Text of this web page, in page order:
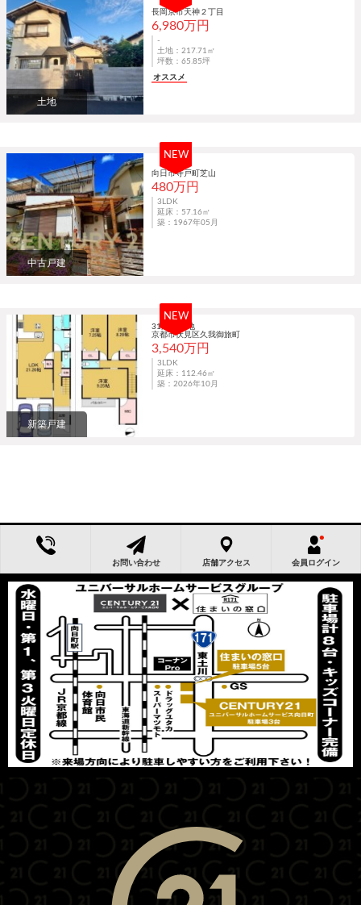
土地
長岡京市天神２丁目
6,980万円
-
土地：217.71㎡
坪数：65.85坪
オススメ
NEW
中古戸建
向日市寺戸町芝山
480万円
3LDK
延床：57.16㎡
築：1967年05月
NEW
新築戸建
31期20号地
京都市伏見区久我御旅町
3,540万円
3LDK
延床：112.46㎡
築：2026年10月
お問い合わせ 店舗アクセス 会員ログイン